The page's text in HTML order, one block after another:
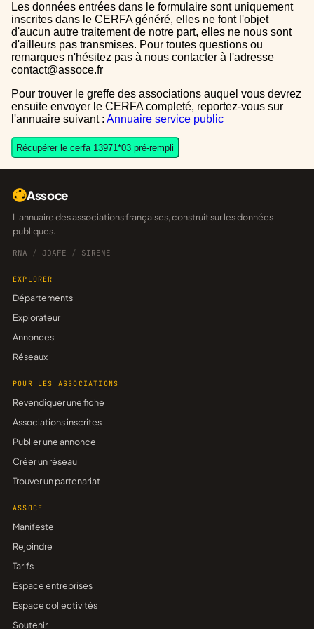
Les données entrées dans le formulaire sont uniquement
inscrites dans le CERFA généré, elles ne font l'objet
d'aucun autre traitement de notre part, elles ne nous sont
d'ailleurs pas transmises. Pour toutes questions ou
remarques n'hésitez pas à nous contacter à l'adresse
contact@assoce.fr
Pour trouver le greffe des associations auquel vous devrez
ensuite envoyer le CERFA completé, reportez-vous sur
l'annuaire suivant : Annuaire service public
Récupérer le cerfa 13971*03 pré-rempli
Assoce
L'annuaire des associations françaises, construit sur les données
publiques.
RNA / JOAFE / SIRENE
EXPLORER
Départements
Explorateur
Annonces
Réseaux
POUR LES ASSOCIATIONS
Revendiquer une fiche
Associations inscrites
Publier une annonce
Créer un réseau
Trouver un partenariat
ASSOCE
Manifeste
Rejoindre
Tarifs
Espace entreprises
Espace collectivités
Soutenir